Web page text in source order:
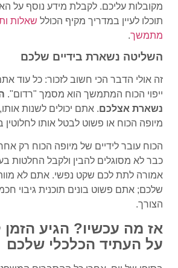
מקובלות עליכם. לקבלת מידע נוסף על
תוכלו לעיין במדריך מקיף הכולל שאלות
מתמשך.
השליטה נשארת בידיים שלכם
זה אולי הדבר הכי חשוב לזכור: כל עוד
ייפוי הכוח המתמשך הוא מסמך "רדום".
נשארת אצלכם. אתם יכולים לשנות
מיופה הכוח או פשוט לבטל אותו
הכוח עובר לידיים של מיופה הכוח רק
כבר לא מסוגלים להבין ולקבל החלטות
אמורה לתת לכם שקט נפשי. אתם לא
שלכם; אתם פשוט בונים תוכנית גיבוי
הצורך.
אז מה עכשיו? הגיע
על העתיד הכלכלי שלכם